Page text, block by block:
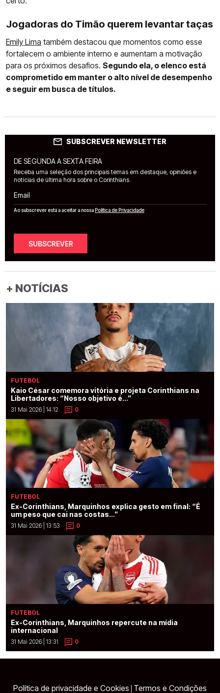
Jogadoras do Timão querem levantar taças
Emily Lima também destacou que momentos como esse
fortalecem o ambiente interno e aumentam a motivação
para os próximos desafios. Segundo ela, o elenco está
comprometido em manter o alto nível de desempenho
e seguir em busca de títulos.
SUBSCREVER NEWSLETTER
DE SEGUNDA A SEXTA FEIRA
Receba uma seleção dos principais temas em destaque, opiniões e
notícias de última hora sobre o Corinthians.
Email
Ao subscrever está a aceitar a nossaPolítica de Privacidade
SUBSCREVER
+ NOTÍCIAS
FUTEBOL
Kaio César comemora vitória e projeta Corinthians na
Libertadores: “Nosso objetivo é...”
31 Mai 2026 | 14:12 0
FUTEBOL
Ex-Corinthians, Marquinhos explica gesto em final: “É
um peso que cai nas costas...”
31 Mai 2026 | 13:53 0
FUTEBOL
Ex-Corinthians, Marquinhos repercute na mídia
internacional
31 Mai 2026 | 13:31 0
Política de privacidade e Cookies Termos e Condições